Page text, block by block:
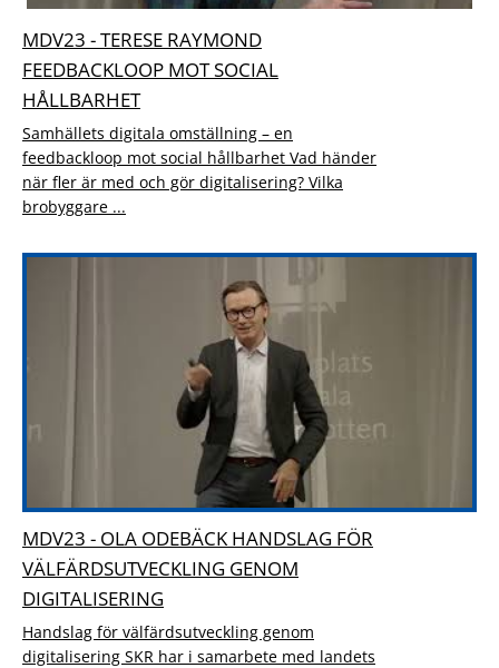
MDV23 - TERESE RAYMOND
FEEDBACKLOOP MOT SOCIAL
HÅLLBARHET
Samhällets digitala omställning – en
feedbackloop mot social hållbarhet Vad händer
när fler är med och gör digitalisering? Vilka
brobyggare ...
MDV23 - OLA ODEBÄCK HANDSLAG FÖR
VÄLFÄRDSUTVECKLING GENOM
DIGITALISERING
Handslag för välfärdsutveckling genom
digitalisering SKR har i samarbete med landets